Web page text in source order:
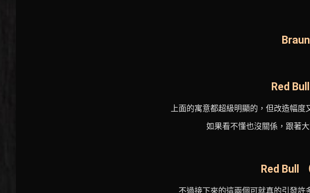
Red
上面的寓意都超級明顯的，但改造幅
如果看不懂也沒關係，跟著
Red Bull
不過接下來的這兩個可就真的引發許